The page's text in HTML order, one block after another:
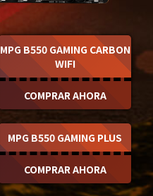
MPG B550 GAMING CARBON
WIFI
COMPRAR AHORA
MPG B550 GAMING PLUS
COMPRAR AHORA